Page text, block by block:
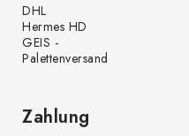
DHL
Hermes HD
GEIS -
Palettenversand
Zahlung